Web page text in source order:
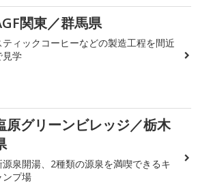
関東／群馬県
ティックコーヒーなどの製造工程を間近
見学
原グリーンビレッジ／栃木
源泉開湯、2種類の源泉を満喫できるキ
ンプ場